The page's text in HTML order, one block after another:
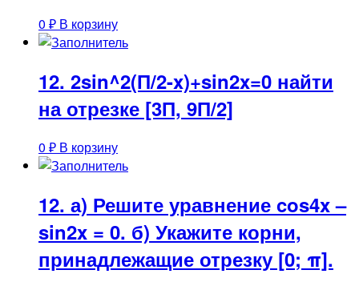
0 ₽ В корзину
12. 2sin^2(П/2-x)+sin2x=0 найти
на отрезке [3П, 9П/2]
0 ₽ В корзину
12. а) Решите уравнение cos4x –
sin2x = 0. б) Укажите корни,
принадлежащие отрезку [0; π].